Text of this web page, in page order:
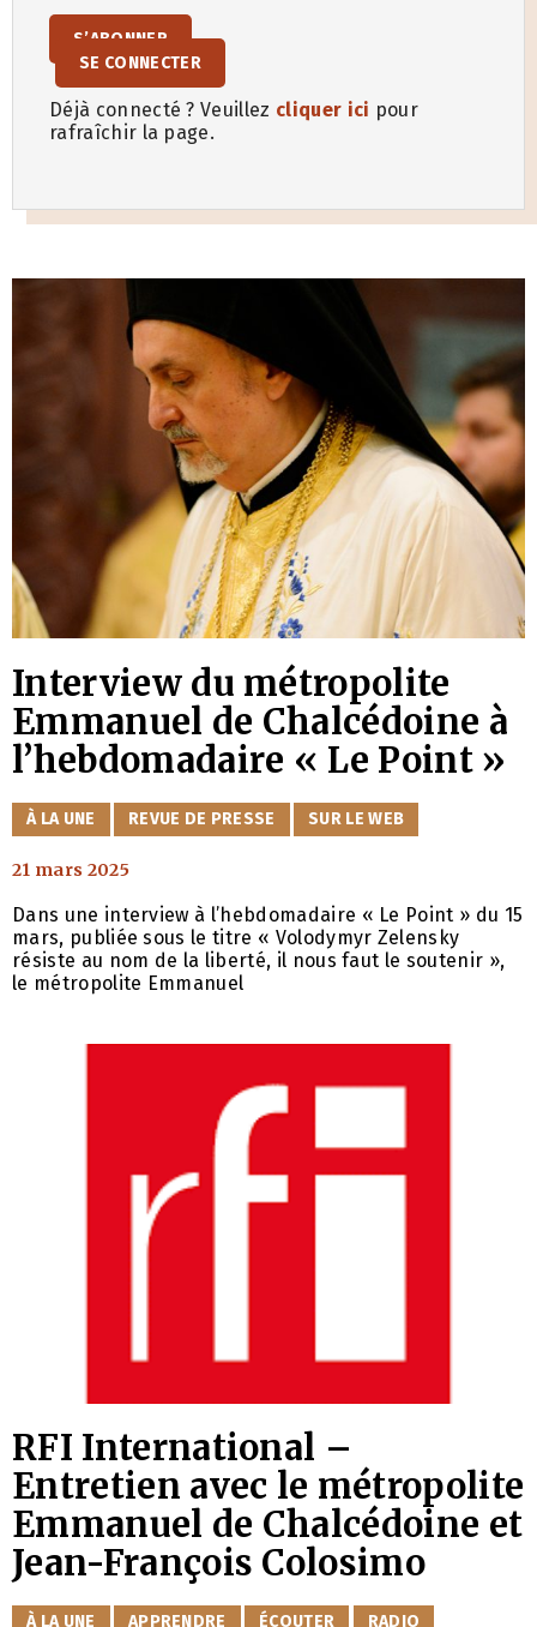
S’ABONNER
SE CONNECTER
Déjà connecté ? Veuillez cliquer ici pour
rafraîchir la page.
Interview du métropolite
Emmanuel de Chalcédoine à
l’hebdomadaire « Le Point »
CATÉGORIES
À LA UNE REVUE DE PRESSE SUR LE WEB
21 mars 2025
Dans une interview à l’hebdomadaire « Le Point » du 15
mars, publiée sous le titre « Volodymyr Zelensky
résiste au nom de la liberté, il nous faut le soutenir »,
le métropolite Emmanuel
RFI International –
Entretien avec le métropolite
Emmanuel de Chalcédoine et
Jean-François Colosimo
CATÉGORIES
À LA UNE APPRENDRE ÉCOUTER RADIO